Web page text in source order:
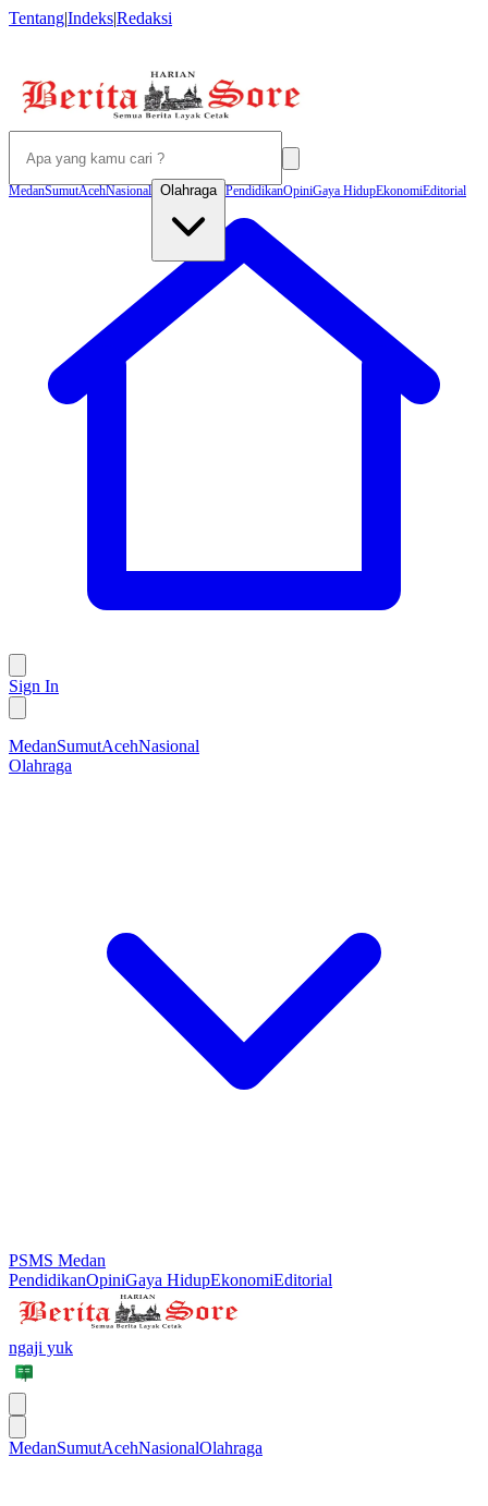
Tentang|Indeks|Redaksi
MedanSumutAcehNasional Olahraga PendidikanOpiniGaya HidupEkonomiEditorial
Sign In
MedanSumutAcehNasional
Olahraga
PSMS Medan
PendidikanOpiniGaya HidupEkonomiEditorial
ngaji yuk
MedanSumutAcehNasionalOlahraga